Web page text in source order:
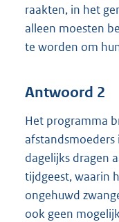
raakten, in het
alleen moesten
te worden om
Antwoord 2
Het programma
afstandsmoeders
dagelijks dragen
tijdgeest, waarin
ongehuwd
ook geen